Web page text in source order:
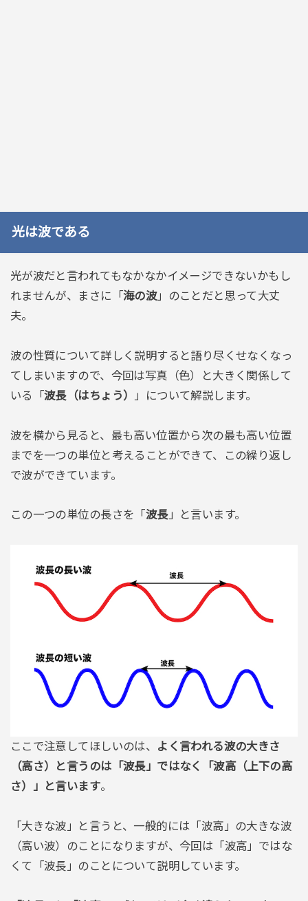
光は波である
光が波だと言われてもなかなかイメージできないかもし
れませんが、まさに「海の波」のことだと思って大丈
夫。
波の性質について詳しく説明すると語り尽くせなくなっ
てしまいますので、今回は写真（色）と大きく関係して
いる「波長（はちょう） 」について解説します。
波を横から見ると、最も高い位置から次の最も高い位置
までを一つの単位と考えることができて、この繰り返し
で波ができています。
この一つの単位の長さを「 波長」と言います。
ここで注意してほしいのは、
よく言われる波の大きさ
（高さ）と言うのは「波長」ではなく「波高（上下の高
さ）」と言います。
「大きな波」と言うと、一般的には「波高」の大きな波
（高い波）のことになりますが、今回は「波高」ではな
くて「波長」のことについて説明しています。